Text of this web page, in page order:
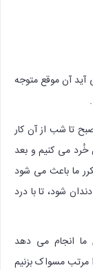
آن موقع متوجه
تا شب از آن کار
می کنیم و بعد
ما باعث می شود
شود، تا با درد
ما انجام می دهد
مرتب مسواک بزنیم